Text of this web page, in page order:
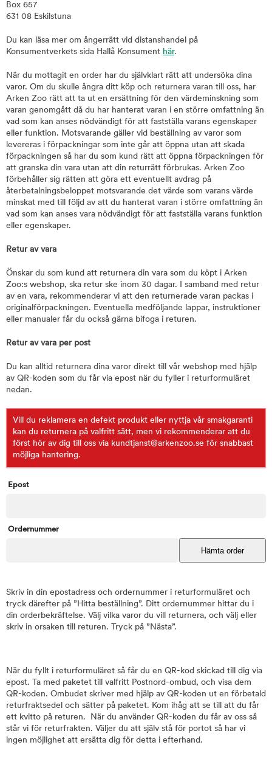
Box 657
631 08 Eskilstuna
Du kan läsa mer om ångerrätt vid distanshandel på
Konsumentverkets sida Hallå Konsument här.
När du mottagit en order har du självklart rätt att undersöka dina
varor. Om du skulle ångra ditt köp och returnera varan till oss, har
Arken Zoo rätt att ta ut en ersättning för den värdeminskning som
varan genomgått då du har hanterat varan i en större omfattning än
vad som kan anses nödvändigt för att fastställa varans egenskaper
eller funktion. Motsvarande gäller vid beställning av varor som
levereras i förpackningar som inte går att öppna utan att skada
förpackningen så har du som kund rätt att öppna förpackningen för
att granska din vara utan att din returrätt förbrukas. Arken Zoo
förbehåller sig rätten att göra ett eventuellt avdrag på
återbetalningsbeloppet motsvarande det värde som varans värde
minskat med till följd av att du hanterat varan i större omfattning än
vad som kan anses vara nödvändigt för att fastställa varans funktion
eller egenskaper.
Retur av vara
Önskar du som kund att returnera din vara som du köpt i Arken
Zoo:s webshop, ska retur ske inom 30 dagar. I samband med retur
av en vara, rekommenderar vi att den returnerade varan packas i
originalförpackningen. Eventuella medföljande lappar, instruktioner
eller manualer får du också gärna bifoga i returen.
Retur av vara per post
Du kan alltid returnera dina varor direkt till vår webshop med hjälp
av QR-koden som du får via epost när du fyller i returformuläret
nedan.
Vill du reklamera en defekt produkt eller nyttja vår smakgaranti
kan du returnera på valfritt sätt, men vi rekommenderar att du
först hör av dig till oss via kundtjanst@arkenzoo.se för snabbast
möjliga hantering.
Epost
Ordernummer
Hämta order
Skriv in din epostadress och ordernummer i returformuläret och
tryck därefter på ”Hitta beställning”. Ditt ordernummer hittar du i
din orderbekräftelse. Välj vilka varor du vill returnera, och välj eller
skriv in orsaken till returen. Tryck på ”Nästa”.
När du fyllt i returformuläret så får du en QR-kod skickad till dig via
epost. Ta med paketet till valfritt Postnord-ombud, och visa dem
QR-koden. Ombudet skriver med hjälp av QR-koden ut en förbetald
returfraktsedel och sätter på paketet. Kom ihåg att se till att du får
ett kvitto på returen. När du använder QR-koden du får av oss så
står vi för returfrakten. Väljer du att själv stå för portot så har vi
ingen möjlighet att ersätta dig för detta i efterhand.